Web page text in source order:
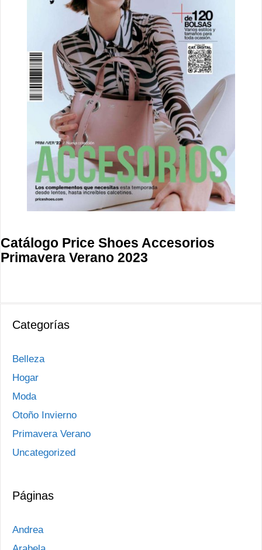
Catálogo Price Shoes Accesorios
Primavera Verano 2023
Categorías
Belleza
Hogar
Moda
Otoño Invierno
Primavera Verano
Uncategorized
Páginas
Andrea